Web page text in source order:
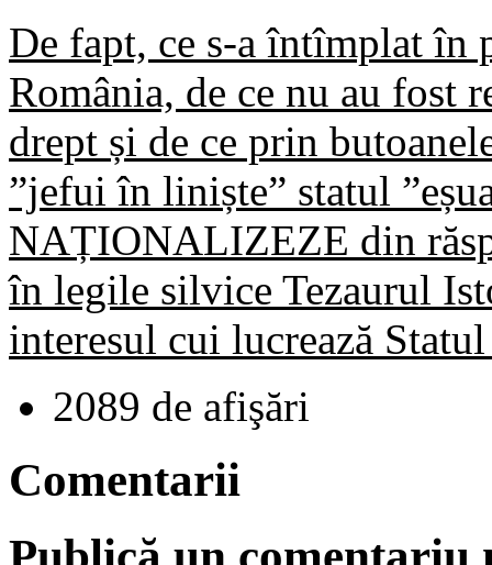
De fapt, ce s-a întîmplat
România, de ce nu au fost
drept și de ce prin
”jefui în liniște” statul
NAȚIONALIZEZE din
în legile silvice Tezaurul
interesul cui lucrează
2089 de afişări
Comentarii